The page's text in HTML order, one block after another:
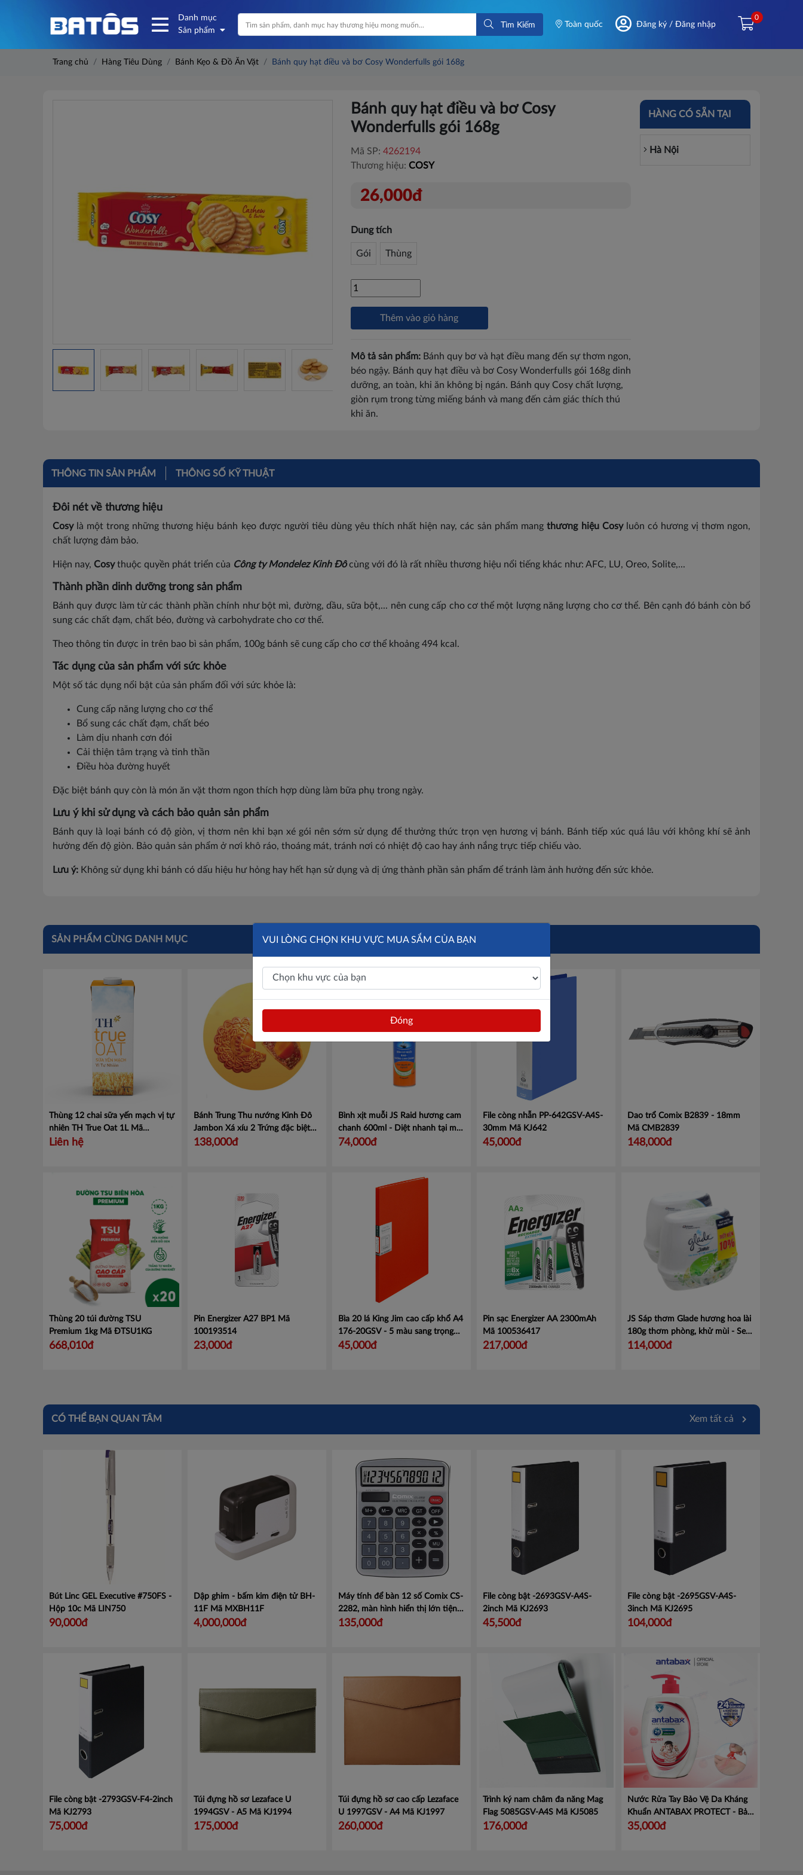
Danh mục
Sản phẩm
Tìm Kiếm Toàn quốc Đăng ký / Đăng nhập
0
Trang chủ Hàng Tiêu Dùng Bánh Kẹo & Đồ Ăn Vặt Bánh quy hạt điều và bơ Cosy Wonderfulls gói 168g
Bánh quy hạt điều và bơ Cosy
Wonderfulls gói 168g
Mã SP:4262194
Thương hiệu:COSY
26,000đ
Dung tích
Gói Thùng
Thêm vào giỏ hàng
Mô tả sản phẩm: Bánh quy bơ và hạt điều mang đến sự thơm ngon,
béo ngậy. Bánh quy hạt điều và bơ Cosy Wonderfulls gói 168g dinh
dưỡng, an toàn, khi ăn không bị ngán. Bánh quy Cosy chất lượng,
giòn rụm trong từng miếng bánh và mang đến cảm giác thích thú
khi ăn.
HÀNG CÓ SẴN TẠI
Hà Nội
THÔNG TIN SẢN PHẨM THÔNG SỐ KỸ THUẬT
Đôi nét về thương hiệu
Cosylà một trong những thương hiệu bánh kẹo được người tiêu dùng yêu thích nhất hiện nay, các sản phẩm mangthương hiệu Cosyluôn có hương vị thơm ngon,
chất lượng đảm bảo.
Hiện nay, Cosythuộc quyền phát triển của Công ty Mondelez Kinh Đôcùng với đó là rất nhiều thương hiệu nổi tiếng khác như: AFC, LU, Oreo, Solite,...
Thành phần dinh dưỡng trong sản phẩm
Bánh quy được làm từ các thành phần chính như bột mì, đường, dầu, sữa bột,... nên cung cấp cho cơ thể một lượng năng lượng cho cơ thể. Bên cạnh đó bánh còn bổ
sung các chất đạm, chất béo, đường và carbohydrate cho cơ thể.
Theo thông tin được in trên bao bì sản phẩm, 100g bánh sẽ cung cấp cho cơ thể khoảng 494 kcal.
Tác dụng của sản phẩm với sức khỏe
Một số tác dụng nổi bật của sản phẩm đối với sức khỏe là:
Cung cấp năng lượng cho cơ thể
Bổ sung các chất đạm, chất béo
Làm dịu nhanh cơn đói
Cải thiện tâm trạng và tinh thần
Điều hòa đường huyết
Đặc biệt bánh quy còn là món ăn vặt thơm ngon thích hợp dùng làm bữa phụ trong ngày.
Lưu ý khi sử dụng và cách bảo quản sản phẩm
Bánh quy là loại bánh có độ giòn, vị thơm nên khi bạn xé gói nên sớm sử dụng để thưởng thức trọn vẹn hương vị bánh. Bánh tiếp xúc quá lâu với không khí sẽ ảnh
hưởng đến độ giòn. Bảo quản sản phẩm ở nơi khô ráo, thoáng mát, tránh nơi có nhiệt độ cao hay ánh nắng trực tiếp chiếu vào.
Lưu ý: Không sử dụng khi bánh có dấu hiệu hư hỏng hay hết hạn sử dụng và dị ứng thành phần sản phẩm để tránh làm ảnh hưởng đến sức khỏe.
SẢN PHẨM CÙNG DANH MỤC
Thùng 12 chai sữa yến mạch vị tự
nhiên TH True Oat 1L Mã
451005007
Liên hệ
Bánh Trung Thu nướng Kinh Đô
Jambon Xá xíu 2 Trứng đặc biệt
210GrMã 3
138,000đ
Bình xịt muỗi JS Raid hương cam
chanh 600ml - Diệt nhanh tại mọi
nơi, tiêu diệt muỗi sốt xuất huyết.
74,000đ
File còng nhẫn PP-642GSV-A4S-
30mm Mã KJ642
45,000đ
Dao trổ Comix B2839 - 18mm
Mã CMB2839
148,000đ
Thùng 20 túi đường TSU
Premium 1kg Mã ĐTSU1KG
668,010đ
Pin Energizer A27 BP1 Mã
100193514
23,000đ
Bìa 20 lá King Jim cao cấp khổ A4
176-20GSV - 5 màu sang trọng
Mã KJ17620
45,000đ
Pin sạc Energizer AA 2300mAh
Mã 100536417
217,000đ
JS Sáp thơm Glade hương hoa lài
180g thơm phòng, khử mùi - Set
2 hộpMã 100946377
114,000đ
CÓ THỂ BẠN QUAN TÂM Xem tất cả
Bút Linc GEL Executive #750FS -
Hộp 10c Mã LIN750
90,000đ
Dập ghim - bấm kim điện tử BH-
11F Mã MXBH11F
4,000,000đ
Máy tính để bàn 12 số Comix CS-
2282, màn hình hiển thị lớn tiện
lợi.Mã CMCS2282
135,000đ
File còng bật -2693GSV-A4S-
2inch Mã KJ2693
45,500đ
File còng bật -2695GSV-A4S-
3inch Mã KJ2695
104,000đ
File còng bật -2793GSV-F4-2inch
Mã KJ2793
75,000đ
Túi đựng hồ sơ Lezaface U
1994GSV - A5 Mã KJ1994
175,000đ
Túi đựng hồ sơ cao cấp Lezaface
U 1997GSV - A4 Mã KJ1997
260,000đ
Trình ký nam châm đa năng Mag
Flag 5085GSV-A4S Mã KJ5085
176,000đ
Nước Rửa Tay Bảo Vệ Da Kháng
Khuẩn ANTABAX PROTECT - Bảo
VệMã 893 614923 01820
35,000đ
VUI LÒNG CHỌN KHU VỰC MUA SẮM CỦA BẠN
Đóng